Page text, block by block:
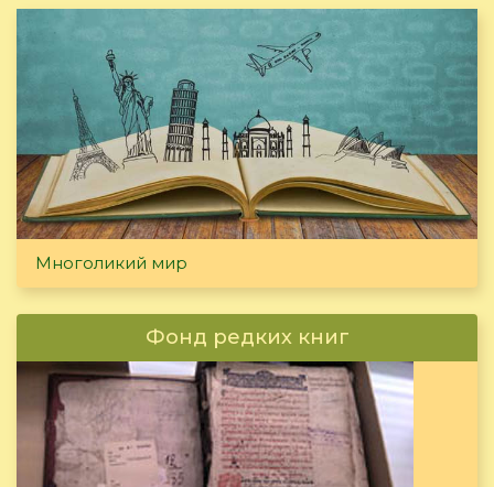
Многоликий мир
Фонд редких книг